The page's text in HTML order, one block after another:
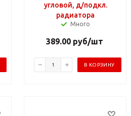
угловой, д/подкл.
радиатора
Много
389.00руб/шт
В КОРЗИНУ